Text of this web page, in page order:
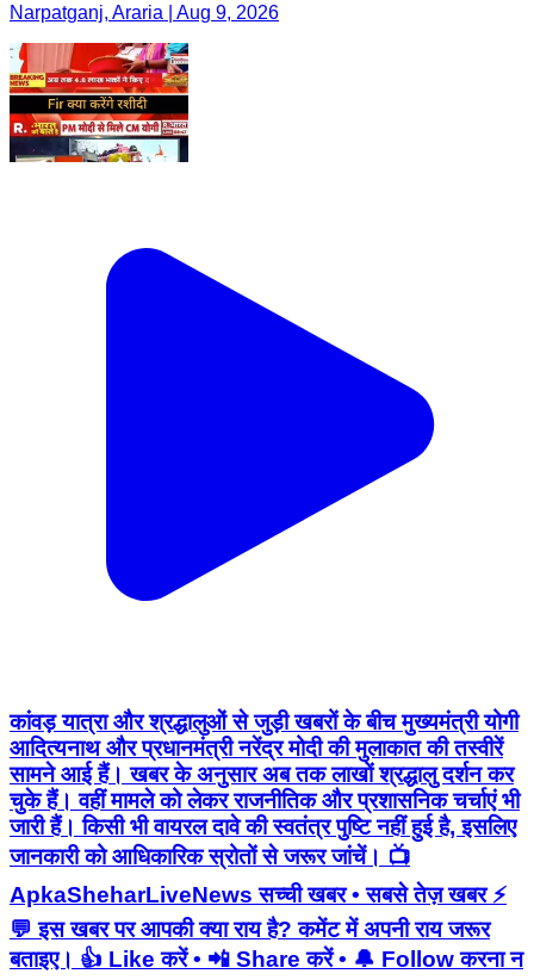
Narpatganj, Araria | Aug 9, 2026
कांवड़ यात्रा और श्रद्धालुओं से जुड़ी खबरों के बीच मुख्यमंत्री योगी
आदित्यनाथ और प्रधानमंत्री नरेंद्र मोदी की मुलाकात की तस्वीरें
सामने आई हैं। खबर के अनुसार अब तक लाखों श्रद्धालु दर्शन कर
चुके हैं। वहीं मामले को लेकर राजनीतिक और प्रशासनिक चर्चाएं भी
जारी हैं। किसी भी वायरल दावे की स्वतंत्र पुष्टि नहीं हुई है, इसलिए
जानकारी को आधिकारिक स्रोतों से जरूर जांचें। 📺
ApkaSheharLiveNews सच्ची खबर • सबसे तेज़ खबर ⚡
💬 इस खबर पर आपकी क्या राय है? कमेंट में अपनी राय जरूर
बताइए। 👍 Like करें • 📲 Share करें • 🔔 Follow करना न